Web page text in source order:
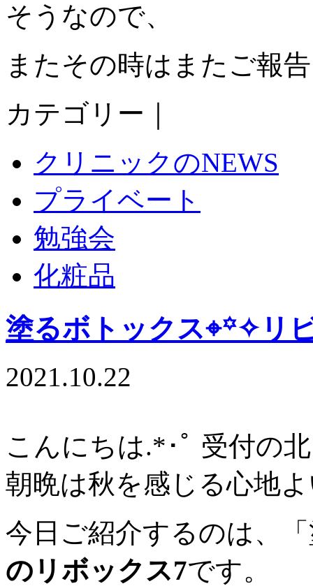
そうなので、
またその時はまたご報
カテゴリー｜
クリニックのNEWS
プライベート
勉強会
化粧品
塗るボトックス⌖꙳✧リ
2021.10.22
こんにちは.*･ﾟ 受付の
朝晩は秋を感じる心地
今日ご紹介するのは、
のリボックス7です。